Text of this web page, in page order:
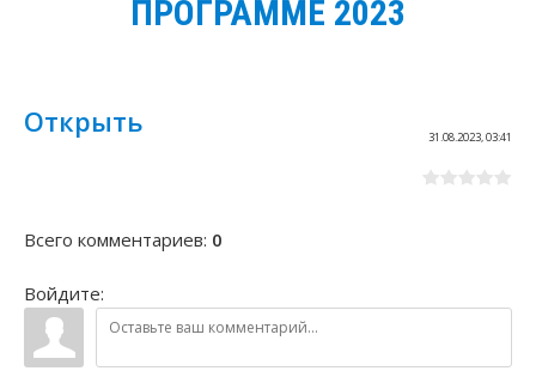
ПРОГРАММЕ 2023
Открыть 31.08.2023, 03:41
Всего комментариев: 0
Войдите: